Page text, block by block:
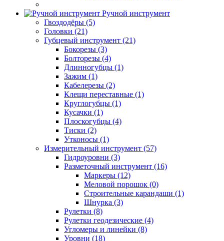
Ручной инструмент
Гвоздодёры (5)
Головки (21)
Губцевый инструмент (21)
Бокорезы (3)
Болторезы (4)
Длинногубцы (1)
Зажим (1)
Кабелерезы (2)
Клещи переставные (1)
Круглогубцы (1)
Кусачки (1)
Плоскогубцы (4)
Тиски (2)
Утконосы (1)
Измерительный инструмент (57)
Гидроуровни (3)
Разметочный инструмент (16)
Маркеры (12)
Меловой порошок (0)
Строительные карандаши (1)
Шнурка (3)
Рулетки (8)
Рулетки геодезические (4)
Угломеры и линейки (8)
Уровни (18)